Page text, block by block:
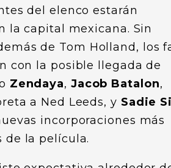
del elenco estarán
la capital mexicana. Sin
de Tom Holland, los
con la posible llegada de
Zendaya, Jacob Batalon,
a Ned Leeds, y Sadie
incorporaciones más
de la película.